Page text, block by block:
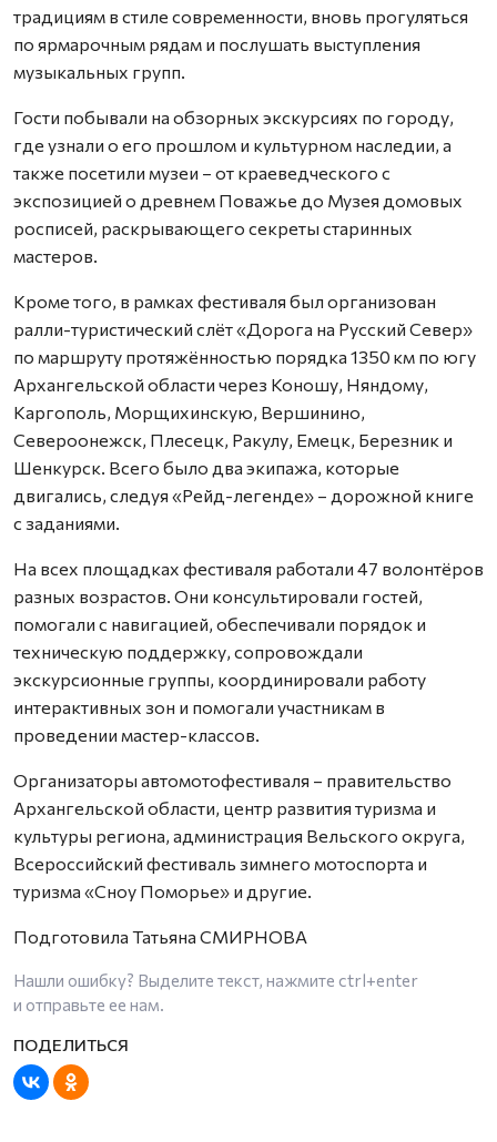
традициям в стиле современности, вновь прогуляться
по ярмарочным рядам и послушать выступления
музыкальных групп.
Гости побывали на обзорных экскурсиях по городу,
где узнали о его прошлом и культурном наследии, а
также посетили музеи – от краеведческого с
экспозицией о древнем Поважье до Музея домовых
росписей, раскрывающего секреты старинных
мастеров.
Кроме того, в рамках фестиваля был организован
ралли-туристический слёт «Дорога на Русский Север»
по маршруту протяжённостью порядка 1350 км по югу
Архангельской области через Коношу, Няндому,
Каргополь, Морщихинскую, Вершинино,
Североонежск, Плесецк, Ракулу, Емецк, Березник и
Шенкурск. Всего было два экипажа, которые
двигались, следуя «Рейд-легенде» – дорожной книге
с заданиями.
На всех площадках фестиваля работали 47 волонтёров
разных возрастов. Они консультировали гостей,
помогали с навигацией, обеспечивали порядок и
техническую поддержку, сопровождали
экскурсионные группы, координировали работу
интерактивных зон и помогали участникам в
проведении мастер-классов.
Организаторы автомотофестиваля – правительство
Архангельской области, центр развития туризма и
культуры региона, администрация Вельского округа,
Всероссийский фестиваль зимнего мотоспорта и
туризма «Сноу Поморье» и другие.
Подготовила Татьяна СМИРНОВА
Нашли ошибку? Выделите текст, нажмите ctrl+enter
и отправьте ее нам.